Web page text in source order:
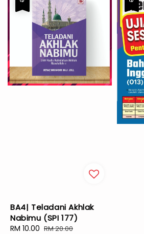
BA4| Teladani Akhlak
Nabimu (SPI 177)
Sale
RM 10.00 Regular
RM 20.00